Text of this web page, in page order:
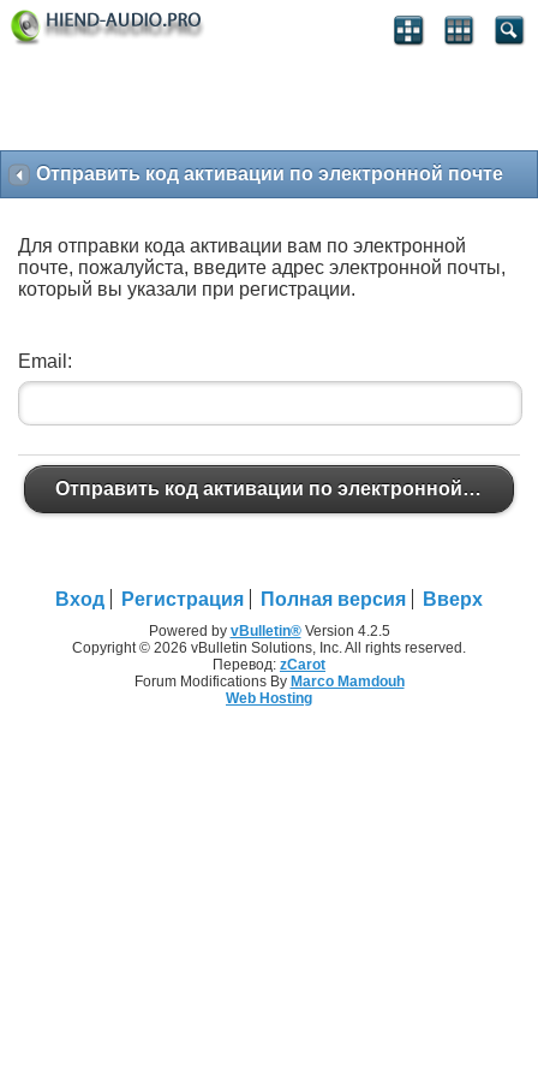
Отправить код активации по электронной почте
Для отправки кода активации вам по электронной
почте, пожалуйста, введите адрес электронной почты,
который вы указали при регистрации.
Email:
Отправить код активации по электронной почте
Вход Регистрация Полная версия Вверх
Powered by vBulletin®Version 4.2.5
Copyright © 2026 vBulletin Solutions, Inc. All rights reserved.
Перевод: zCarot
Forum Modifications By Marco Mamdouh
Web Hosting